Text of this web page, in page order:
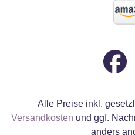
Alle Preise inkl.
Versandkosten und ggf.
anders